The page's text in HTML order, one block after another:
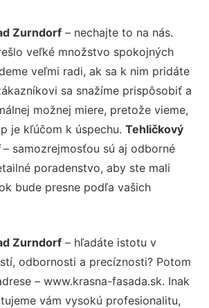
Zurndorf – nechajte to na nás.
veľké množstvo spokojných
veľmi radi, ak sa k nim pridáte
sa snažíme prispôsobiť a
možnej miere, pretože vieme,
je kľúčom k úspechu. Tehličkový
– samozrejmosťou sú aj odborné
poradenstvo, aby ste mali
bude presne podľa vašich
Zurndorf – hľadáte istotu v
odbornosti a precíznosti? Potom
– www.krasna-fasada.sk. Inak
vám vysokú profesionalitu,